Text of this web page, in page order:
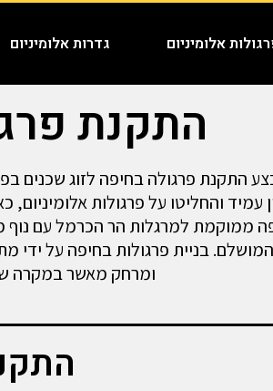
אלומיניום גדרות אלומיניום
התקנת
התקנת פרגולה בחיפה לזוג שכנים
עמיד והחליטו על פרגולות אלומיניום,
ממוקמת למרגלות הר הכרמל עם נוף
בניית פרגולות בחיפה על ידי
ומרחק מאשר במקרה